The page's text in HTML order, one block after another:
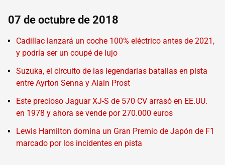
07 de octubre de 2018
Cadillac lanzará un coche 100% eléctrico antes de 2021,
y podría ser un coupé de lujo
Suzuka, el circuito de las legendarias batallas en pista
entre Ayrton Senna y Alain Prost
Este precioso Jaguar XJ-S de 570 CV arrasó en EE.UU.
en 1978 y ahora se vende por 270.000 euros
Lewis Hamilton domina un Gran Premio de Japón de F1
marcado por los incidentes en pista